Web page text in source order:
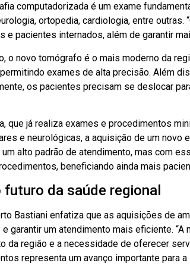
computadorizada é um exame
ortopedia, cardiologia, entre
e pacientes internados, além de garantir
o novo tomógrafo é o mais moderno da
exames de alta precisão. Além
os pacientes precisam se deslocar
que já realiza exames e procedimentos
e neurológicas, a aquisição de um novo
alto padrão de atendimento, mas com
beneficiando ainda mais
da saúde regional
Bastiani enfatiza que as aquisições de
garantir um atendimento mais eficiente.
da região e a necessidade de oferecer
representa um avanço importante para